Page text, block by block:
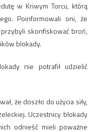
w Kriwym Torcu, którą
Poinformowali oni, że
skonfiskować broń,
blokady.
nie potrafił udzielić
że doszło do użycia siły,
Uczestnicy blokady
odnieść mieli poważne